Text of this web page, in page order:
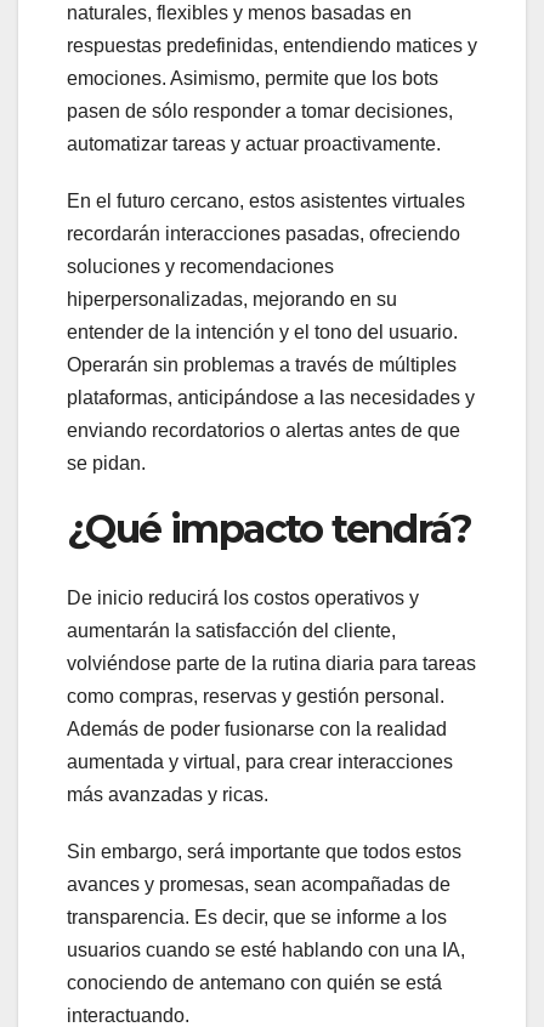
naturales, flexibles y menos basadas en
respuestas predefinidas, entendiendo matices y
emociones. Asimismo, permite que los bots
pasen de sólo responder a tomar decisiones,
automatizar tareas y actuar proactivamente.
En el futuro cercano, estos asistentes virtuales
recordarán interacciones pasadas, ofreciendo
soluciones y recomendaciones
hiperpersonalizadas, mejorando en su
entender de la intención y el tono del usuario.
Operarán sin problemas a través de múltiples
plataformas, anticipándose a las necesidades y
enviando recordatorios o alertas antes de que
se pidan.
¿Qué impacto tendrá?
De inicio reducirá los costos operativos y
aumentarán la satisfacción del cliente,
volviéndose parte de la rutina diaria para tareas
como compras, reservas y gestión personal.
Además de poder fusionarse con la realidad
aumentada y virtual, para crear interacciones
más avanzadas y ricas.
Sin embargo, será importante que todos estos
avances y promesas, sean acompañadas de
transparencia. Es decir, que se informe a los
usuarios cuando se esté hablando con una IA,
conociendo de antemano con quién se está
interactuando.